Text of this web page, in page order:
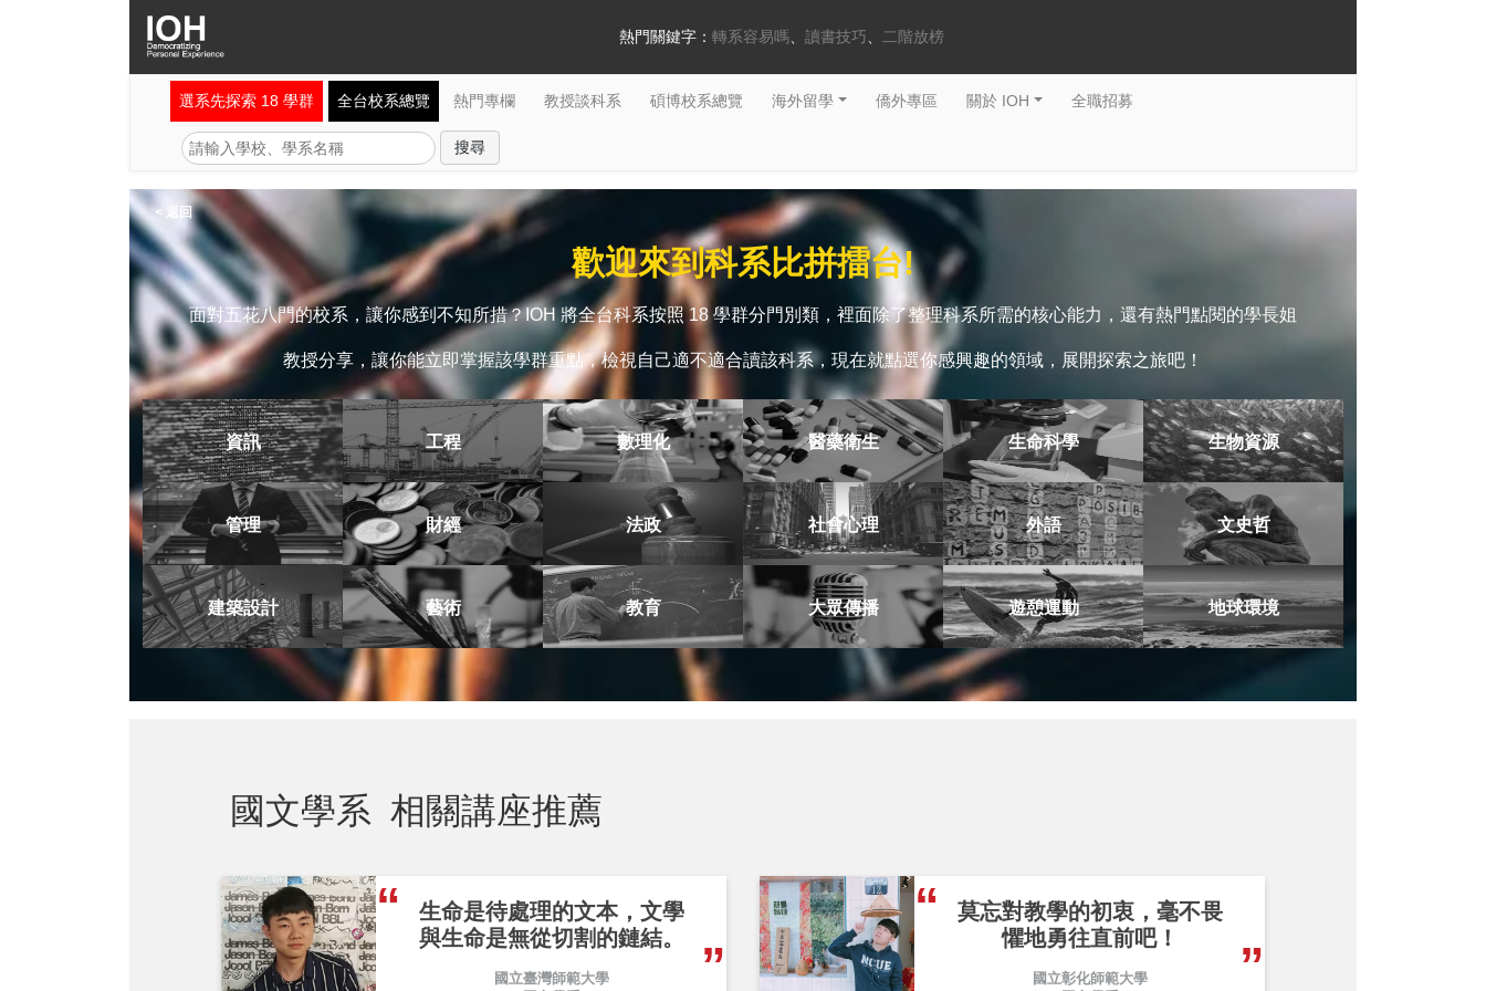
熱門關鍵字： 轉系容易嗎 讀書技巧 二階放榜
選系先探索 18 學群 全台校系總覽 熱門專欄 教授談科系 碩博校系總覽 海外留學 僑外專區 關於 IOH 全職招募
< 返回
歡迎來到科系比拼擂台!
面對五花八門的校系，讓你感到不知所措？IOH 將全台科系按照 18 學群分門別類，裡面除了整理科系所需的核心能力，還有熱門點閱的學長姐
教授分享，讓你能立即掌握該學群重點，檢視自己適不適合讀該科系，現在就點選你感興趣的領域，展開探索之旅吧！
資訊 工程 數理化 醫藥衛生 生命科學 生物資源
管理 財經 法政 社會心理 外語 文史哲
建築設計 藝術 教育 大眾傳播 遊憩運動 地球環境
國文學系 相關講座推薦
生命是待處理的文本，文學
與生命是無從切割的鏈結。
國立臺灣師範大學
莫忘對教學的初衷，毫不畏
懼地勇往直前吧！
國立彰化師範大學